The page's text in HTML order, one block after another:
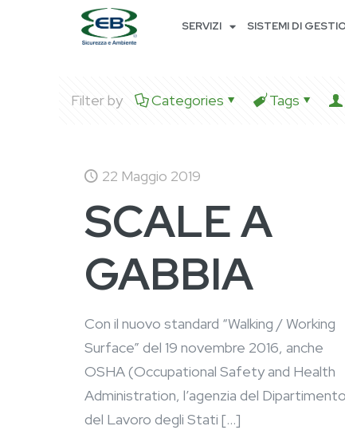
SERVIZI SISTEMI DI
Filter by Categories Tags
22 Maggio 2019
SCALE A
GABBIA
Con il nuovo standard “Walking / Working
Surface” del 19 novembre 2016, anche
OSHA (Occupational Safety and Health
Administration, l’agenzia del Dipartimento
del Lavoro degli Stati […]